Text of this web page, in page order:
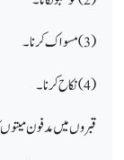
(3) مسواک کرنا۔
(4) نکاح کرنا۔
قبروں میں مدفون میتوں